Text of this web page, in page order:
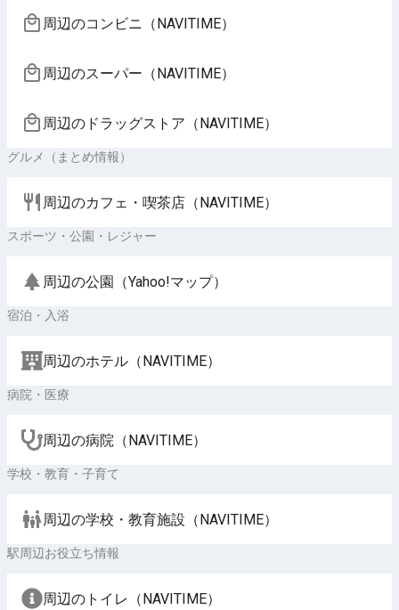
周辺のコンビニ（NAVITIME）
周辺のスーパー（NAVITIME）
周辺のドラッグストア（NAVITIME）
グルメ（まとめ情報）
周辺のカフェ・喫茶店（NAVITIME）
スポーツ・公園・レジャー
周辺の公園（Yahoo!マップ）
宿泊・入浴
周辺のホテル（NAVITIME）
病院・医療
周辺の病院（NAVITIME）
学校・教育・子育て
周辺の学校・教育施設（NAVITIME）
駅周辺お役立ち情報
周辺のトイレ（NAVITIME）